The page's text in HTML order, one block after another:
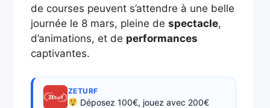
de courses peuvent s’attendre à une belle
journée le 8 mars, pleine de spectacle,
d’animations, et de performances
captivantes.
ZETURF
Déposez 100€, jouez avec 200€